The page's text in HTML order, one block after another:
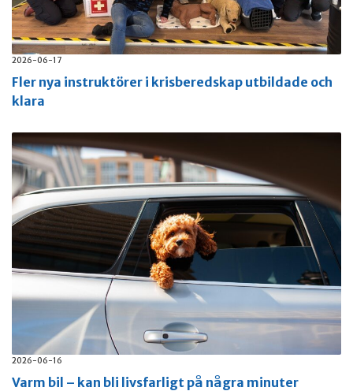
2026-06-17
Fler nya instruktörer i krisberedskap utbildade och
klara
2026-06-16
Varm bil – kan bli livsfarligt på några minuter